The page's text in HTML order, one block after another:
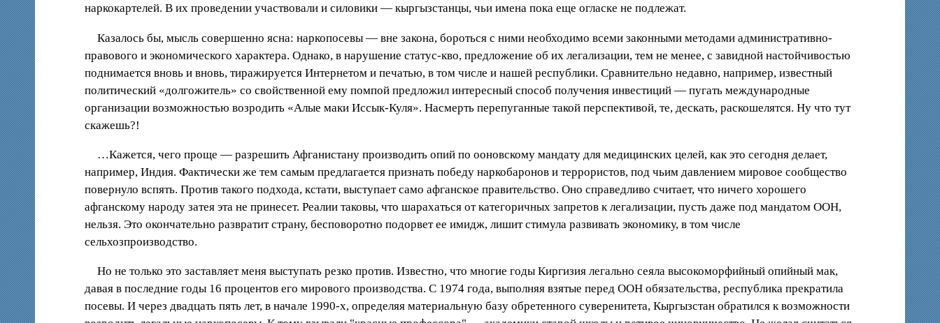
наркокартелей. В их проведении участвовали и силовики — кыргызстанцы, чьи имена пока еще огласке не подлежат.
Казалось бы, мысль совершенно ясна: наркопосевы — вне закона, бороться с ними необходимо всеми законными методами административно-
правового и экономического характера. Однако, в нарушение статус-кво, предложение об их легализации, тем не менее, с завидной настойчивостью
поднимается вновь и вновь, тиражируется Интернетом и печатью, в том числе и нашей республики. Сравнительно недавно, например, известный
политический «долгожитель» со свойственной ему помпой предложил интересный способ получения инвестиций — пугать международные
организации возможностью возродить «Алые маки Иссык-Куля». Насмерть перепуганные такой перспективой, те, дескать, раскошелятся. Ну что тут
скажешь?!
…Кажется, чего проще — разрешить Афганистану производить опий по ооновскому мандату для медицинских целей, как это сегодня делает,
например, Индия. Фактически же тем самым предлагается признать победу наркобаронов и террористов, под чьим давлением мировое сообщество
повернуло вспять. Против такого подхода, кстати, выступает само афганское правительство. Оно справедливо считает, что ничего хорошего
афганскому народу затея эта не принесет. Реалии таковы, что шарахаться от категоричных запретов к легализации, пусть даже под мандатом ООН,
нельзя. Это окончательно развратит страну, бесповоротно подорвет ее имидж, лишит стимула развивать экономику, в том числе
сельхозпроизводство.
Но не только это заставляет меня выступать резко против. Известно, что многие годы Киргизия легально сеяла высокоморфийный опийный мак,
давая в последние годы 16 процентов его мирового производства. С 1974 года, выполняя взятые перед ООН обязательства, республика прекратила
посевы. И через двадцать пять лет, в начале 1990-х, определяя материальную базу обретенного суверенитета, Кыргызстан обратился к возможности